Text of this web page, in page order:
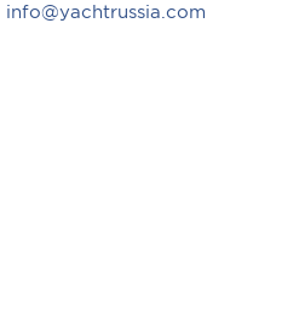
info@yachtrussia.com